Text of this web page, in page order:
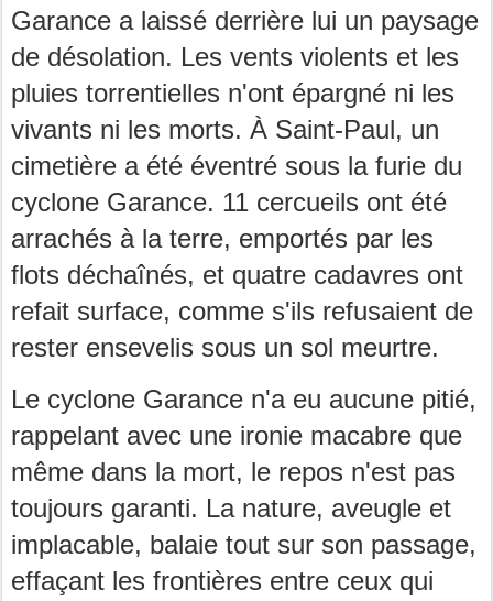
Garance a laissé derrière lui un paysage
de désolation. Les vents violents et les
pluies torrentielles n'ont épargné ni les
vivants ni les morts. À Saint-Paul, un
cimetière a été éventré sous la furie du
cyclone Garance. 11 cercueils ont été
arrachés à la terre, emportés par les
flots déchaînés, et quatre cadavres ont
refait surface, comme s'ils refusaient de
rester ensevelis sous un sol meurtre.
Le cyclone Garance n'a eu aucune pitié,
rappelant avec une ironie macabre que
même dans la mort, le repos n'est pas
toujours garanti. La nature, aveugle et
implacable, balaie tout sur son passage,
effaçant les frontières entre ceux qui